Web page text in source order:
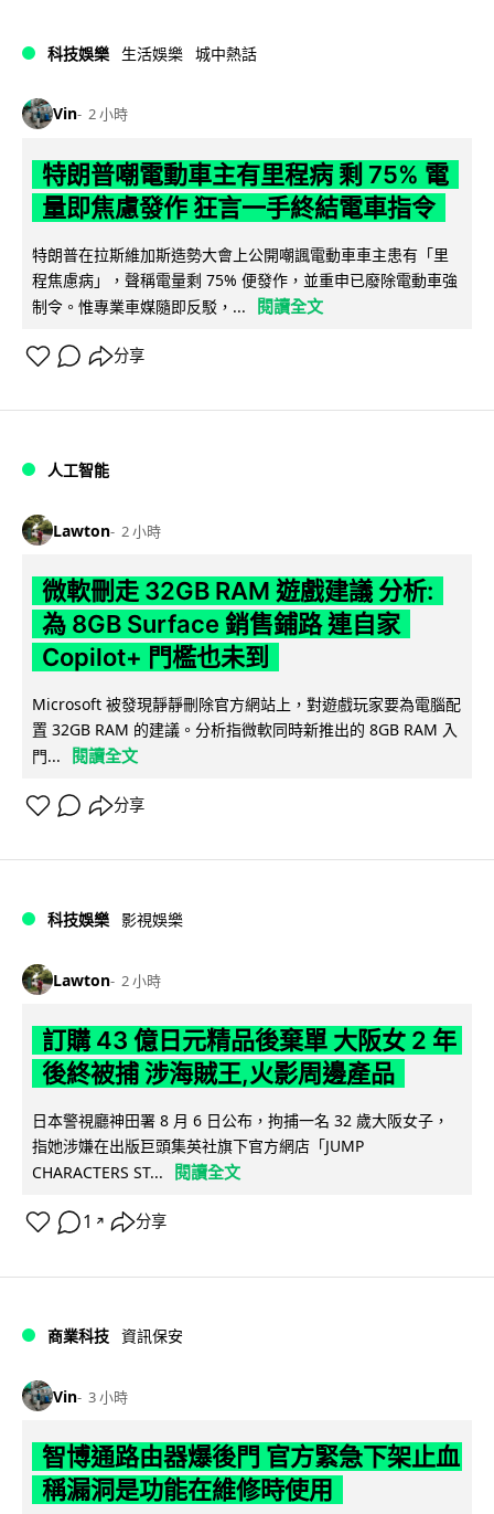
科技娛樂 生活娛樂 城中熱話
Vin 2 小時
特朗普嘲電動車主有里程病 剩 75% 電
量即焦慮發作 狂言一手終結電車指令
特朗普在拉斯維加斯造勢大會上公開嘲諷電動車車主患有「里
程焦慮病」，聲稱電量剩 75% 便發作，並重申已廢除電動車強
制令。惟專業車媒隨即反駁，...
閱讀全文
分享
人工智能
Lawton 2 小時
微軟刪走 32GB RAM 遊戲建議 分析:
為 8GB Surface 銷售鋪路 連自家
Copilot+ 門檻也未到
Microsoft 被發現靜靜刪除官方網站上，對遊戲玩家要為電腦配
置 32GB RAM 的建議。分析指微軟同時新推出的 8GB RAM 入
門...
閱讀全文
分享
科技娛樂 影視娛樂
Lawton 2 小時
訂購 43 億日元精品後棄單 大阪女 2 年
後終被捕 涉海賊王,火影周邊產品
日本警視廳神田署 8 月 6 日公布，拘捕一名 32 歲大阪女子，
指她涉嫌在出版巨頭集英社旗下官方網店「JUMP
CHARACTERS ST...
閱讀全文
1 ↗ 分享
商業科技 資訊保安
Vin 3 小時
智博通路由器爆後門 官方緊急下架止血
稱漏洞是功能在維修時使用